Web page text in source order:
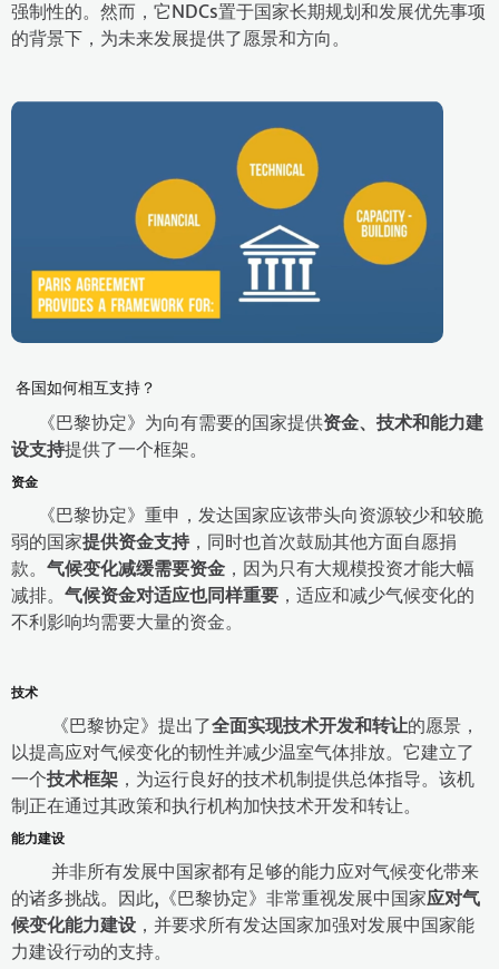
强制性的。然而，它NDCs置于国家长期规划和发展优先事项
的背景下，为未来发展提供了愿景和方向。
各国如何相互支持？
《巴黎协定》为向有需要的国家提供资金、技术和能力建
设支持提供了一个框架。
资金
《巴黎协定》重申，发达国家应该带头向资源较少和较脆
弱的国家提供资金支持 ，同时也首次鼓励其他方面自愿捐
款。 气候变化减缓需要资金 ，因为只有大规模投资才能大幅
减排。 气候资金对适应也同样重要 ，适应和减少气候变化的
不利影响均需要大量的资金。
技术
《巴黎协定》提出了全面实现技术开发和转让的愿景，
以提高应对气候变化的韧性并减少温室气体排放。它建立了
一个技术框架 ，为运行良好的技术机制提供总体指导。该机
制正在通过其政策和执行机构加快技术开发和转让。
能力建设
并非所有发展中国家都有足够的能力应对气候变化带来
的诸多挑战。因此,《巴黎协定》非常重视发展中国家应对气
候变化能力建设 ，并要求所有发达国家加强对发展中国家能
力建设行动的支持。